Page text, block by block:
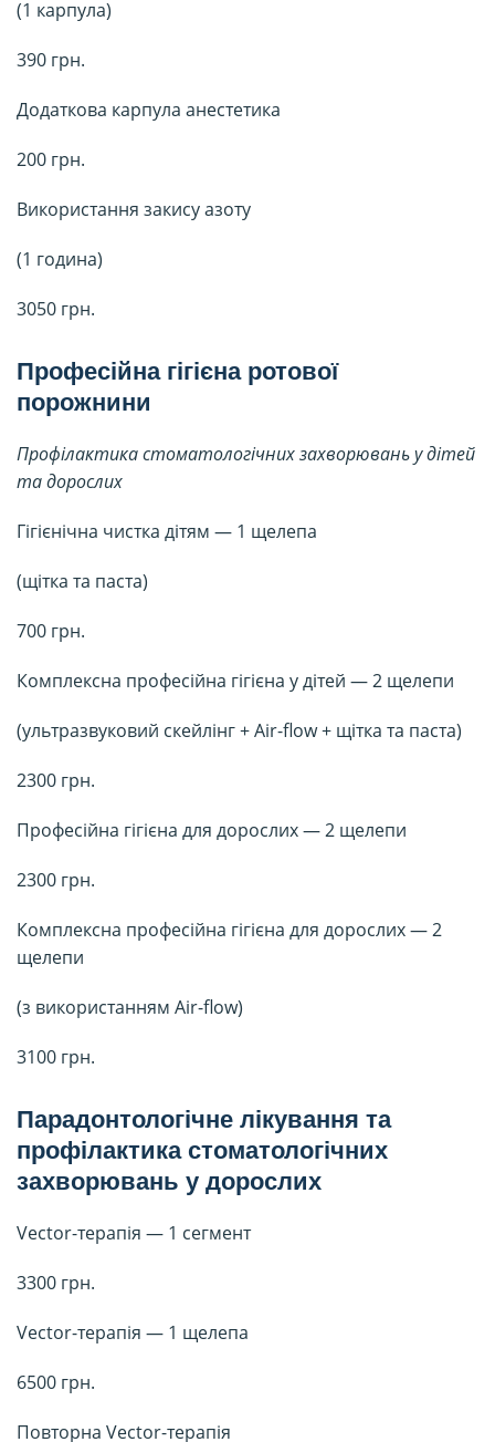
(1 карпула)
390 грн.
Додаткова карпула анестетика
200 грн.
Використання закису азоту
(1 година)
3050 грн.
Професійна гігієна ротової
порожнини
Профілактика стоматологічних захворювань у дітей
та дорослих
Гігієнічна чистка дітям — 1 щелепа
(щітка та паста)
700 грн.
Комплексна професійна гігієна у дітей — 2 щелепи
(ультразвуковий скейлінг + Air-flow + щітка та паста)
2300 грн.
Професійна гігієна для дорослих — 2 щелепи
2300 грн.
Комплексна професійна гігієна для дорослих — 2
щелепи
(з використанням Air-flow)
3100 грн.
Парадонтологічне лікування та
профілактика стоматологічних
захворювань у дорослих
Vector-терапія — 1 сегмент
3300 грн.
Vector-терапія — 1 щелепа
6500 грн.
Повторна Vector-терапія